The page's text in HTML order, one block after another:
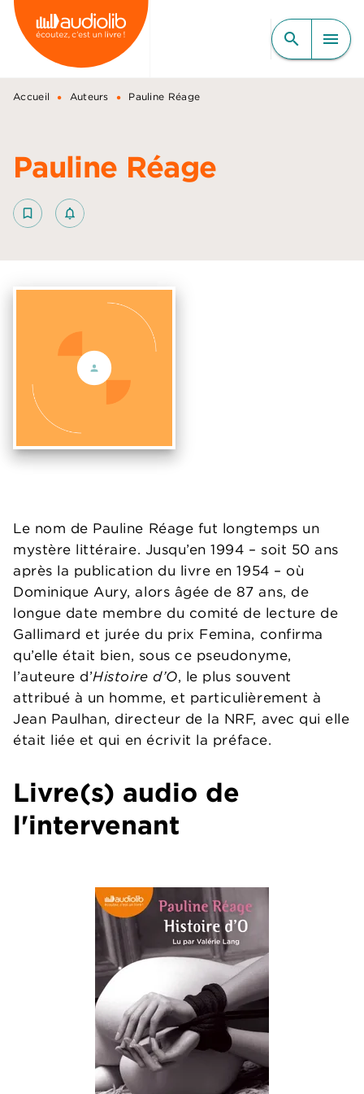
MENU RECHERCHE
CONTENU
PIED DE PAGE
search menu
Accueil • Auteurs • Pauline Réage
Pauline Réage
bookmark_border notifications_none_outlined
Le nom de Pauline Réage fut longtemps un
mystère littéraire. Jusqu’en 1994 – soit 50 ans
après la publication du livre en 1954 – où
Dominique Aury, alors âgée de 87 ans, de
longue date membre du comité de lecture de
Gallimard et jurée du prix Femina, confirma
qu’elle était bien, sous ce pseudonyme,
l’auteure d’Histoire d’O, le plus souvent
attribué à un homme, et particulièrement à
Jean Paulhan, directeur de la NRF, avec qui elle
était liée et qui en écrivit la préface.
Livre(s) audio de
l'intervenant